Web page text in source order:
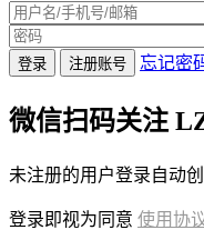
登录 注册账号 忘记密
微信扫码关注
未注册的用户登录自动
登录即视为同意 使用协